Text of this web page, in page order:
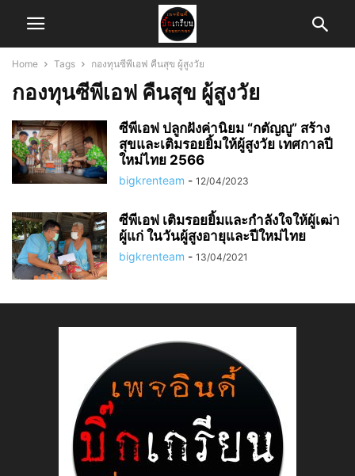
Home Tags กองทุนซีพีเอฟ คืนสุข ผู้สูงวัย
กองทุนซีพีเอฟ คืนสุข ผู้สูงวัย
ซีพีเอฟ ปลูกฝังค่านิยม “กตัญญู” สร้าง
สุขและเติมรอยยิ้มให้ผู้สูงวัย เทศกาลปี
ใหม่ไทย 2566
bigkrenteam - 12/04/2023
ซีพีเอฟ เติมรอยยิ้มและกำลังใจให้ผู้เฒ่า
ผู้แก่ ในวันผู้สูงอายุและปีใหม่ไทย
bigkrenteam - 13/04/2021